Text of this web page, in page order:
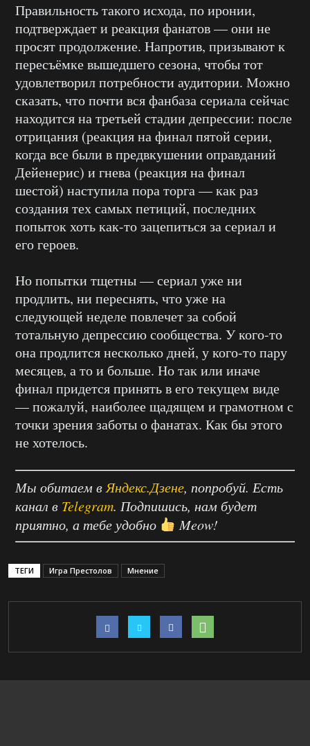
Правильность такого исхода, по иронии,
подтверждает и реакция фанатов — они не
просят продолжение. Напротив, призывают к
пересъёмке вышедшего сезона, чтобы тот
удовлетворил потребности аудитории. Можно
сказать, что почти вся фанбаза сериала сейчас
находится на третьей стадии депрессии: после
отрицания (реакция на финал пятой серии,
когда все были в предвкушении оправданий
Дейенерис) и гнева (реакция на финал
шестой) наступила пора торга — как раз
создания тех самых петиций, последних
попыток хоть как-то зацепиться за сериал и
его героев.
Но попытки тщетны — сериал уже ни
продлить, ни переснять, что уже на
следующей неделе повлечет за собой
тотальную депрессию сообщества. У кого-то
она продлится несколько дней, у кого-то пару
месяцев, а то и больше. Но так или иначе
финал придется принять в его текущем виде
— пожалуй, наиболее щадящем и грамотном с
точки зрения заботы о фанатах. Как бы этого
не хотелось.
Мы обитаем в Яндекс.Дзене, попробуй. Есть
канал в Telegram. Подпишись, нам будет
приятно, а тебе удобно
Meow!
ТЕГИ Игра Престолов Мнение